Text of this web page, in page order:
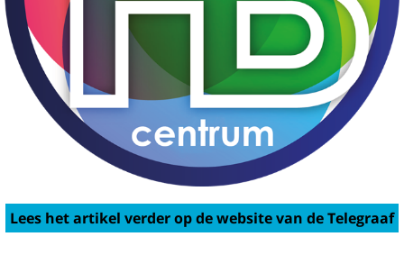
Lees het artikel verder op de website van de Telegraaf